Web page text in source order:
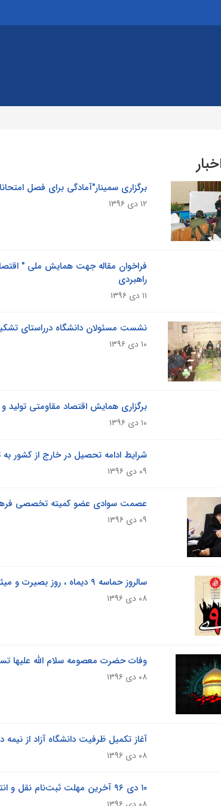
برگزاری سمینار"آمادگى براى فصل
۱۲ دی ۱۳۹۶
فراخوان مقاله جهت همایش ملی "
راهبردی
۱۱ دی ۱۳۹۶
نشست مسئولان دانشگاه درراستای
۱۰ دی ۱۳۹۶
برگزاری همایش اقتصاد مقاومتی تولید و
۱۰ دی ۱۳۹۶
شرایط ادامه تحصیل در خارج از کشور
۰۹ دی ۱۳۹۶
عصمت سوادی عضو کمیته تخصصی
۰۹ دی ۱۳۹۶
سالروز حماسه ۹ دیماه ، روز بصیرت و میثاق امت با ولایت ، گرامی باد.
۰۸ دی ۱۳۹۶
وفات حضرت معصومه سلام الله علیها
۰۸ دی ۱۳۹۶
آغاز تکمیل ظرفیت دانشگاه آزاد از نیمه
۰۸ دی ۱۳۹۶
۱۰ دی ۹۶ آخرین مهلت ثبت‌نام نقل و انتقال دانشجویان دانشگاه آزاد اسلامی